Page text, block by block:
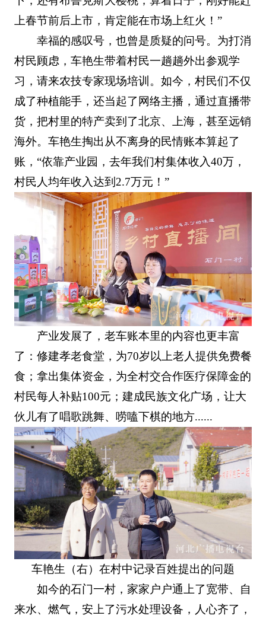
上春节前后上市，肯定能在市场上红火！”
幸福的感叹号，也曾是质疑的问号。为打消
村民顾虑，车艳生带着村民一趟趟外出参观学
习，请来农技专家现场培训。如今，村民们不仅
成了种植能手，还当起了网络主播，通过直播带
货，把村里的特产卖到了北京、上海，甚至远销
海外。车艳生掏出从不离身的民情账本算起了
账，“依靠产业园，去年我们村集体收入40万，
村民人均年收入达到2.7万元！”
产业发展了，老车账本里的内容也更丰富
了：修建孝老食堂，为70岁以上老人提供免费餐
食；拿出集体资金，为全村交合作医疗保障金的
村民每人补贴100元；建成民族文化广场，让大
伙儿有了唱歌跳舞、唠嗑下棋的地方......
车艳生（右）在村中记录百姓提出的问题
如今的石门一村，家家户户通上了宽带、自
来水、燃气，安上了污水处理设备，人心齐了，